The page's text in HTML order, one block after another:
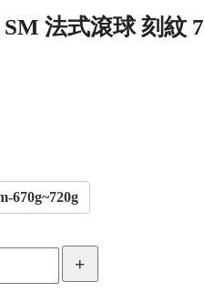
法式滾球 刻紋 7
670g~720g